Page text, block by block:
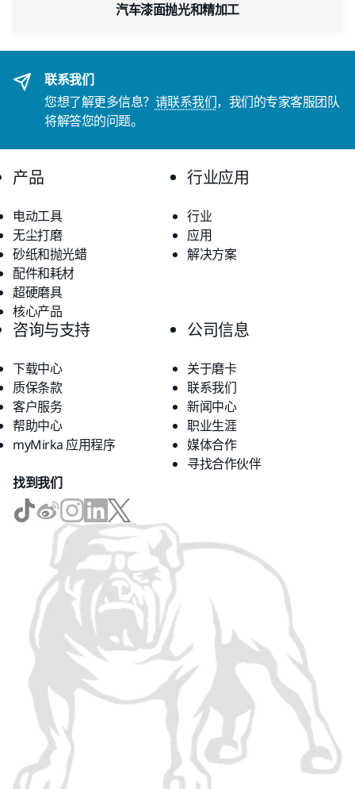
汽车漆面抛光和精加工
联系我们
您想了解更多信息？ 请联系我们，我们的专家客服团队
将解答您的问题。
产品
电动工具
无尘打磨
砂纸和抛光蜡
配件和耗材
超硬磨具
核心产品
行业应用
行业
应用
解决方案
咨询与支持
下载中心
质保条款
客户服务
帮助中心
myMirka 应用程序
公司信息
关于磨卡
联系我们
新闻中心
职业生涯
媒体合作
寻找合作伙伴
找到我们